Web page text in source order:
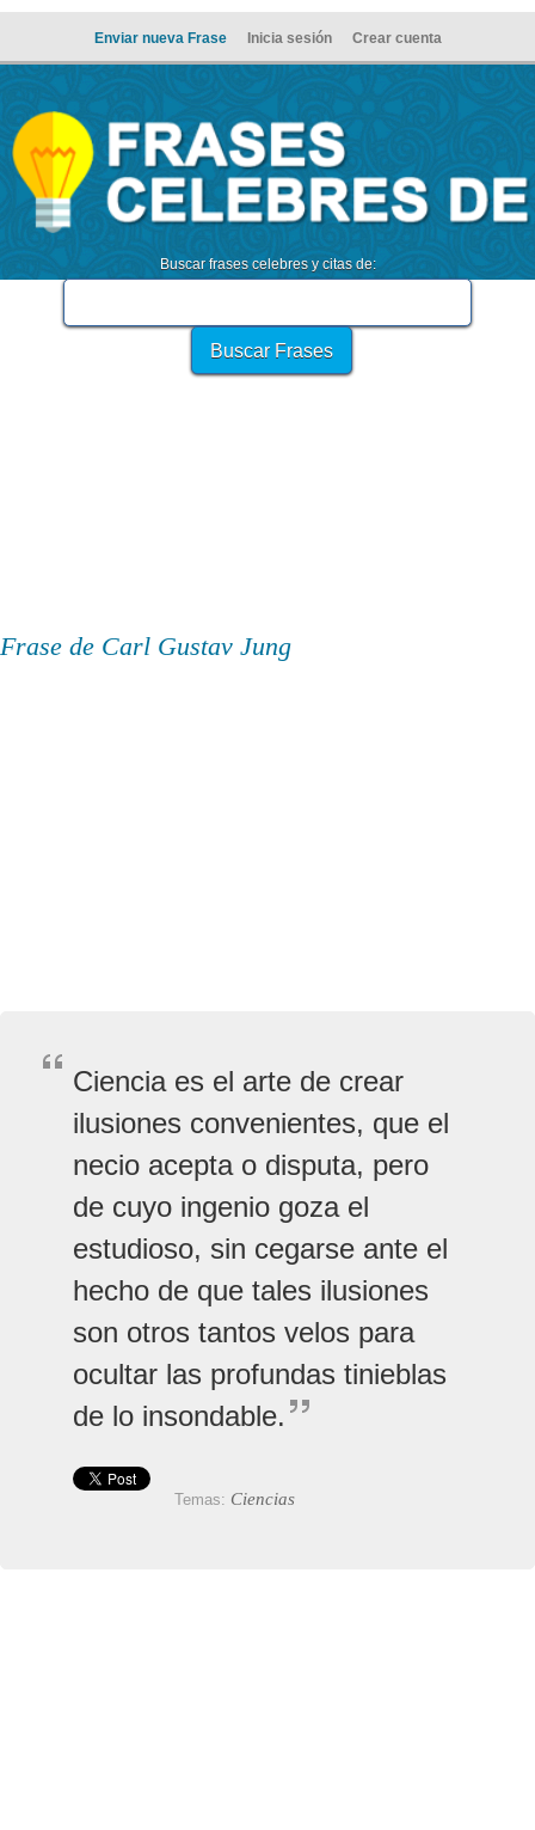
Enviar nueva Frase Inicia sesión Crear cuenta
Buscar frases celebres y citas de:
Frase de Carl Gustav Jung
Ciencia es el arte de crear
ilusiones convenientes, que el
necio acepta o disputa, pero
de cuyo ingenio goza el
estudioso, sin cegarse ante el
hecho de que tales ilusiones
son otros tantos velos para
ocultar las profundas tinieblas
de lo insondable.
Temas: Ciencias